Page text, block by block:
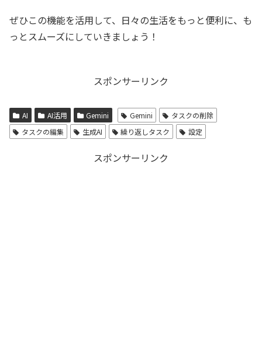
ぜひこの機能を活用して、日々の生活をもっと便利に、も
っとスムーズにしていきましょう！
スポンサーリンク
AI AI活用 Gemini Gemini
タスクの削除
タスクの編集
生成AI 繰り返しタスク 設定
スポンサーリンク